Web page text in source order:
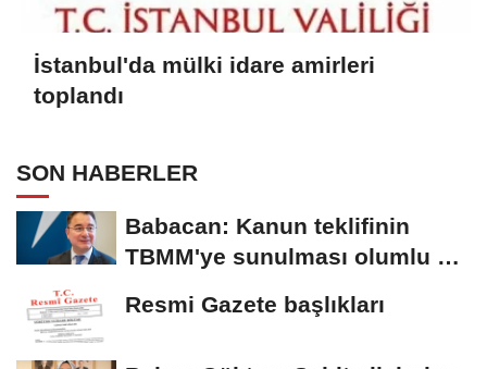
İstanbul'da mülki idare amirleri
toplandı
SON HABERLER
Babacan: Kanun teklifinin
TBMM'ye sunulması olumlu bir
Resmi Gazete başlıkları